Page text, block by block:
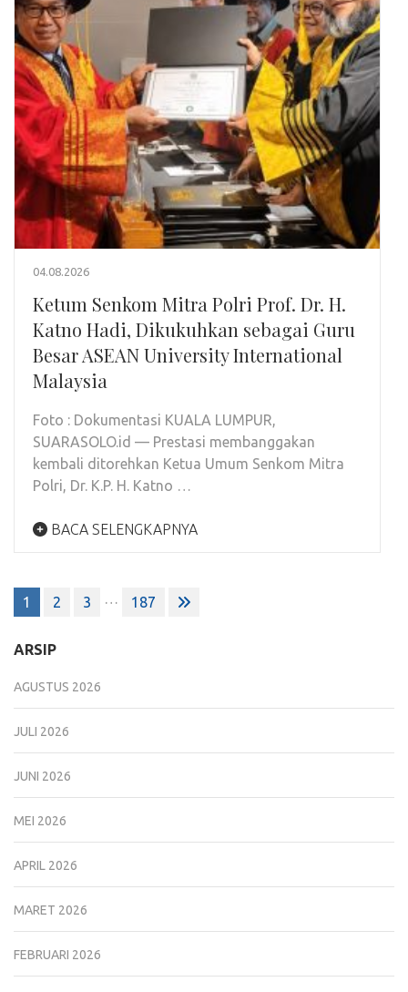
04.08.2026
Ketum Senkom Mitra Polri Prof. Dr. H.
Katno Hadi, Dikukuhkan sebagai Guru
Besar ASEAN University International
Malaysia
Foto : Dokumentasi KUALA LUMPUR,
SUARASOLO.id — Prestasi membanggakan
kembali ditorehkan Ketua Umum Senkom Mitra
Polri, Dr. K.P. H. Katno …
BACA SELENGKAPNYA
Paginasi
pos
1 2 3 187
ARSIP
AGUSTUS 2026
JULI 2026
JUNI 2026
MEI 2026
APRIL 2026
MARET 2026
FEBRUARI 2026